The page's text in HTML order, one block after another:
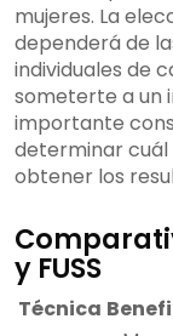
mujeres. La
dependerá de
individuales de
someterte a un
importante
determinar cuál
obtener los
y FUSS
Técnica